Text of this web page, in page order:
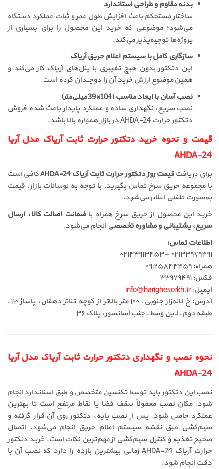
بدنه مقاوم و طراحی استاندارد
ساختار مستحکم باعث افزایش طول عمر و ثبات عملکرد دستگاه
می‌شود؛ موضوعی که خرید این محصول را برای بسیاری از
پروژه‌ها توجیه‌پذیر می‌کند.
سازگاری کامل با سیستم اعلام حریق آریاک
این دتکتور بدون هیچ تغییری با پنل‌های آریاک کار می‌کند و
همین موضوع ارزش خرید آن را دوچندان کرده است.
نصب آسان با ابعاد مناسب (104×39 میلی‌متر)
نصب سریع، نگهداری ساده و عملکرد پایدار باعث شده فروش
دتکتور حرارت AHDA-24 در بازار همواره بالا باشد.
قیمت و نحوه خرید دتکتور حرارت ثابت آریاک مدل آریا
AHDA-24
برای دریافتقیمت روز دتکتور حرارت ثابت آریاک AHDA-24
کافی است
با مجموعه حریق سرخ تماس بگیرید. با توجه به نوسانات بازار، قیمت
به‌صورت تلفنی اعلام می‌شود.
خرید این محصول از حریق سرخ همراه باضمانت اصالت کالا، ارسال
سریع، پشتیبانی و مشاوره تخصصی انجام می‌شود.
اطلاعات تماس:
۰۲۱۳۳۹۷۹۴۹۱ – ۰۲۱۳۳۹۱۳۴۵۳
همراه: ۰۹۱۲۵۸۴۳۴۵۹
فکس: ۳۳۹۷۹۴۹۱
ایمیل:info@harighesorkh.ir
آدرس: خ لاله‌زار جنوبی، ۱۰۰ متر بالاتر از کوچه تئاتر دهقان، پاساژ ۱۱۰،
طبقه دوم، لاین وسط، جنب آسانسور، پلاک ۳۶
نحوه نصب و نگهداری دتکتور حرارت ثابت آریاک مدل آریا
AHDA-24
نصب این دتکتور باید توسط تکنسین متخصص و طبق استاندارد انجام
شود. مکان نصب معمولاً سقف فضا یا نقاط مرتفع است تا بهترین
عملکرد حاصل شود. پس از نصب پایه، دتکتور روی آن قرار گرفته و
سیم‌کشی طبق نقشه سیستم اعلام حریق انجام می‌شود. اتصال
صحیح تغذیه و کنترل سیم‌کشی از مهم‌ترین نکات است. خرید دتکتور
حرارت آریاک AHDA-24 زمانی بیشترین بازده را دارد که نصب آن با
دقت انجام شود.